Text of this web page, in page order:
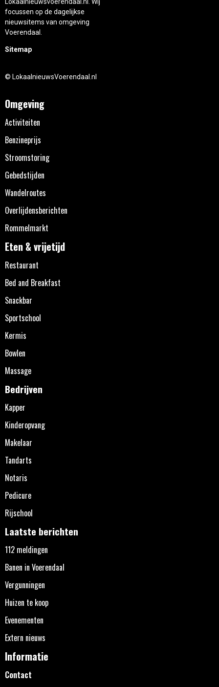
focussen op de dagelijkse
nieuwsitems van omgeving
Voerendaal.
Sitemap
© LokaalnieuwsVoerendaal.nl
Omgeving
Activiteiten
Benzineprijs
Stroomstoring
Gebedstijden
Wandelroutes
Overlijdensberichten
Rommelmarkt
Eten & vrijetijd
Restaurant
Bed and Breakfast
Snackbar
Sportschool
Kermis
Bowlen
Massage
Bedrijven
Kapper
Kinderopvang
Makelaar
Tandarts
Notaris
Pedicure
Rijschool
Laatste berichten
112 meldingen
Banen in Voerendaal
Vergunningen
Huizen te koop
Evenementen
Extern nieuws
Informatie
Contact